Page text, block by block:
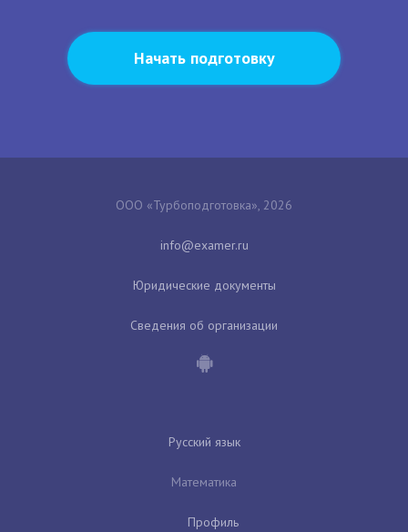
Начать подготовку
ООО «Турбоподготовка», 2026
Юридические документы
Сведения об организации
Русский язык
Математика
Профиль